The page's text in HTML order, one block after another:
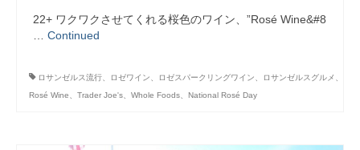
22+ ワクワクさせてくれる桜色のワイン、”Rosé Wine&#8
Continued
ロサンゼルス流行、ロゼワイン、ロゼスパークリングワイン、ロサンゼルスグルメ、
Rosé Wine、Trader Joe's、Whole Foods、National Rosé Day